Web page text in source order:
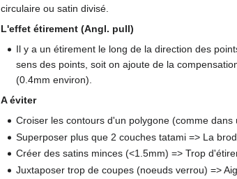
circulaire ou satin divisé.
L'effet étirement (Angl. pull)
Il y a un étirement le long de la direction des
sens des points, soit on ajoute de la
(0.4mm environ).
A éviter
Croiser les contours d'un polygone (comme
Superposer plus que 2 couches tatami => La
Créer des satins minces (<1.5mm) => Trop
Juxtaposer trop de coupes (noeuds verrou) =>